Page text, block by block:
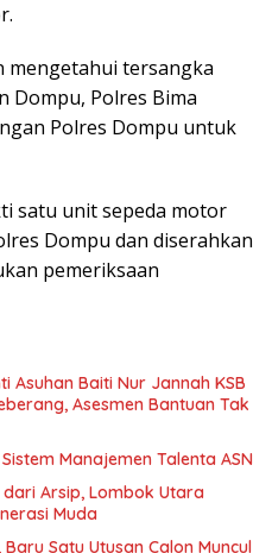
mengetahui tersangka
Dompu, Polres Bima
Polres Dompu untuk
satu unit sepeda motor
Dompu dan diserahkan
pemeriksaan
Asuhan Baiti Nur Jannah KSB
Asesmen Bantuan Tak
Manajemen Talenta ASN
Arsip, Lombok Utara
Muda
Satu Utusan Calon Muncul